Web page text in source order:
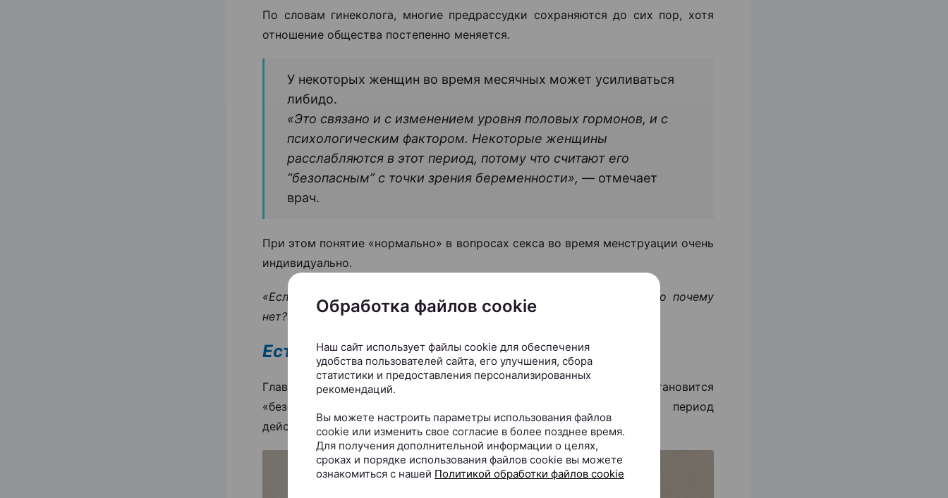
По словам гинеколога, многие предрассудки сохраняются до сих пор, хотя
отношение общества постепенно меняется.
У некоторых женщин во время месячных может усиливаться
либидо.
«Это связано и с изменением уровня половых гормонов, и с
психологическим фактором. Некоторые женщины
расслабляются в этот период, потому что считают его
“безопасным” с точки зрения беременности», — отмечает
врач.
При этом понятие «нормально» в вопросах секса во время менструации очень
индивидуально.
«Если обоих партнеров это не смущает и женщине комфортно, то почему
нет?» —
говорит Алена Попкова.
Есть ли реальные риски?
Главный миф о сексе во время месячных — он автоматически становится
«безопасным». На самом деле определенные риски в этот период
действительно существуют.
Обработка файлов cookie
Наш сайт использует файлы cookie для обеспечения
удобства пользователей сайта, его улучшения, сбора
статистики и предоставления персонализированных
рекомендаций.
Вы можете настроить параметры использования файлов
cookie или изменить свое согласие в более позднее время.
Для получения дополнительной информации о целях,
сроках и порядке использования файлов cookie вы можете
ознакомиться с нашей Политикой обработки файлов cookie